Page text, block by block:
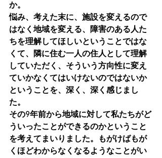
か。
悩み、考えた末に、施設を変えるので
はなく地域を変える、障害のある人た
ちを理解してほしいということではな
くて、隣に住む一人の住人として理解
していただく、そういう方向性に変え
ていかなくてはいけないのではないか
ということを、深く、深く感じまし
た。
その9年前から地域に対して私たちがど
ういったことができるのかということ
を考えてまいりました。もがけばもが
くほどわからなくなるようなことがい